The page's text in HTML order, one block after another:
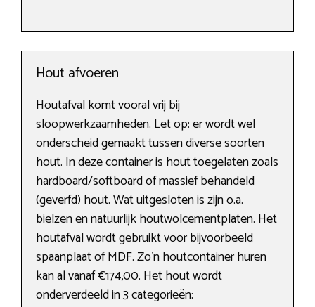
Hout afvoeren
Houtafval komt vooral vrij bij
sloopwerkzaamheden. Let op: er wordt wel
onderscheid gemaakt tussen diverse soorten
hout. In deze container is hout toegelaten zoals
hardboard/softboard of massief behandeld
(geverfd) hout. Wat uitgesloten is zijn o.a.
bielzen en natuurlijk houtwolcementplaten. Het
houtafval wordt gebruikt voor bijvoorbeeld
spaanplaat of MDF. Zo’n houtcontainer huren
kan al vanaf €174,00. Het hout wordt
onderverdeeld in 3 categorieën: